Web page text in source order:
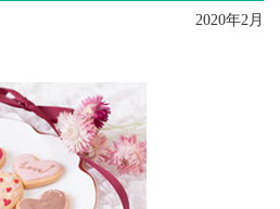
2020年2月